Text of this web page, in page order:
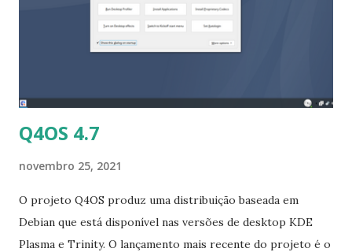
server 21.1, GNOME 41, KDE Plasma 5.23 / Aplicativos KDE
21.08 / Plasma Mobile Gear 21.10. Suporte para criptografia
Q4OS 4.7
novembro 25, 2021
O projeto Q4OS produz uma distribuição baseada em
Debian que está disponível nas versões de desktop KDE
Plasma e Trinity. O lançamento mais recente do projeto é o